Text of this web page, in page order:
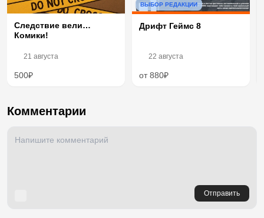
Следствие вели…
Комики!
21 августа
500₽
ВЫБОР РЕДАКЦИИ
Дрифт Геймс 8
22 августа
от 880₽
Комментарии
Отправить